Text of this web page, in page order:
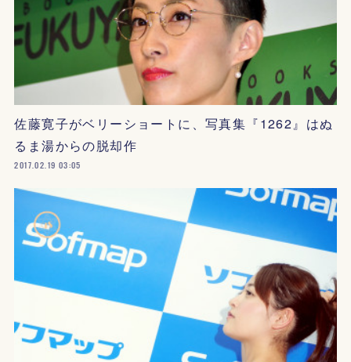
佐藤寛子がベリーショートに、写真集『1262』はぬ
るま湯からの脱却作
2017.02.19 03:05